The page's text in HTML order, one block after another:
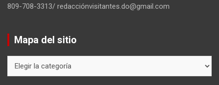
809-708-3313/ redacciónvisitantes.do@gmail.com
Mapa del sitio
del